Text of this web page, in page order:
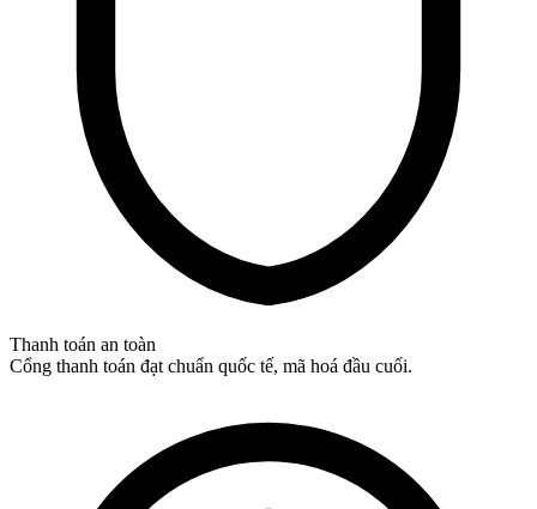
Thanh toán an toàn
Cổng thanh toán đạt chuẩn quốc tế, mã hoá đầu cuối.